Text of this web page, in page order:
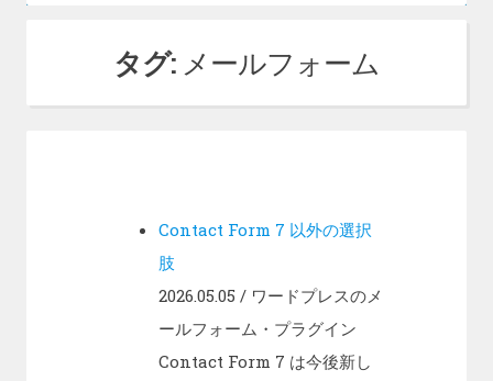
タグ: メールフォーム
Contact Form 7 以外の選択
肢
2026.05.05 / ワードプレスのメ
ールフォーム・プラグイン
Contact Form 7 は今後新し